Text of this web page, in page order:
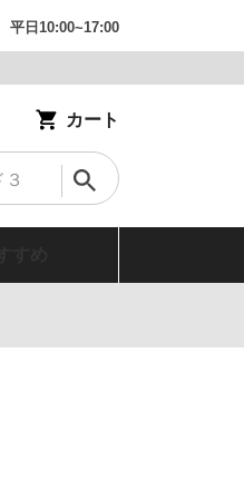
平日10:00~17:00
カート